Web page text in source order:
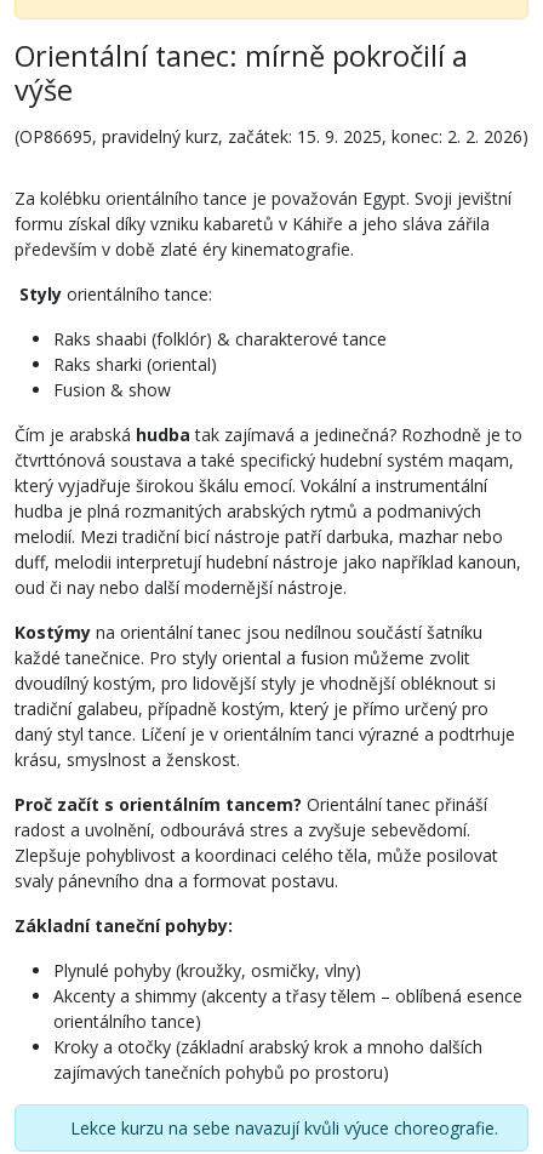
Orientální tanec: mírně pokročilí a
výše
(OP86695, pravidelný kurz, začátek: 15. 9. 2025, konec: 2. 2. 2026)
Za kolébku orientálního tance je považován Egypt. Svoji jevištní
formu získal díky vzniku kabaretů v Káhiře a jeho sláva zářila
především v době zlaté éry kinematografie.
Styly orientálního tance:
Raks shaabi (folklór) & charakterové tance
Raks sharki (oriental)
Fusion & show
Čím je arabská hudba tak zajímavá a jedinečná? Rozhodně je to
čtvrttónová soustava a také specifický hudební systém maqam,
který vyjadřuje širokou škálu emocí. Vokální a instrumentální
hudba je plná rozmanitých arabských rytmů a podmanivých
melodií. Mezi tradiční bicí nástroje patří darbuka, mazhar nebo
duff, melodii interpretují hudební nástroje jako například kanoun,
oud či nay nebo další modernější nástroje.
Kostýmy na orientální tanec jsou nedílnou součástí šatníku
každé tanečnice. Pro styly oriental a fusion můžeme zvolit
dvoudílný kostým, pro lidovější styly je vhodnější obléknout si
tradiční galabeu, případně kostým, který je přímo určený pro
daný styl tance. Líčení je v orientálním tanci výrazné a podtrhuje
krásu, smyslnost a ženskost.
Proč začít s orientálním tancem? Orientální tanec přináší
radost a uvolnění, odbourává stres a zvyšuje sebevědomí.
Zlepšuje pohyblivost a koordinaci celého těla, může posilovat
svaly pánevního dna a formovat postavu.
Základní taneční pohyby:
Plynulé pohyby (kroužky, osmičky, vlny)
Akcenty a shimmy (akcenty a třasy tělem – oblíbená esence
orientálního tance)
Kroky a otočky (základní arabský krok a mnoho dalších
zajímavých tanečních pohybů po prostoru)
Lekce kurzu na sebe navazují kvůli výuce choreografie.